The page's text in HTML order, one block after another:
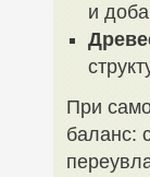
и
При
баланс: